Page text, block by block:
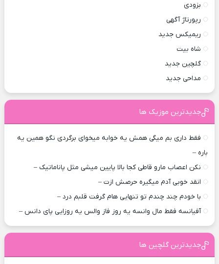
بزودی
رپورتاژ آگهی
ریمیکس جدید
شاه بیت
گلچین جدید
مداحی جدید
جدیدترین موزیک ها
فقط داری بم میگی همش یه خوابه میخوای برگردی نگو همین یه
باره –
نکن اعصاب مارو قاطی کجا بالا پایین میشی مثل پاناماتیک –
انقد خوبی آدم میگیره حرصش ازت –
با خودم چند چندم تو تنهایی هام گرفت قلبم درد –
آفیانسه فقط مال وانسه یه روز فاز والس یه روزایی پای دانس –
جدیدترین گلچین ها